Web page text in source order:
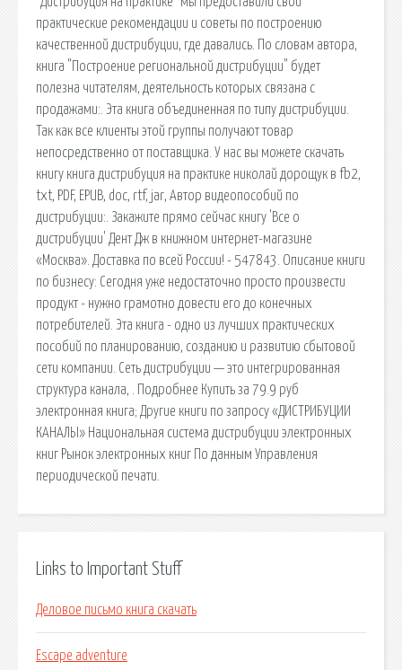
практические рекомендации и советы по построению
качественной дистрибуции, где давались. По словам автора,
книга "Построение региональной дистрибуции" будет
полезна читателям, деятельность которых связана с
продажами:. Эта книга объединенная по типу дистрибуции.
Так как все клиенты этой группы получают товар
непосредственно от поставщика. У нас вы можете скачать
книгу книга дистрибуция на практике николай дорощук в fb2,
txt, PDF, EPUB, doc, rtf, jar, Автор видеопособий по
дистрибуции:. Закажите прямо сейчас книгу 'Все о
дистрибуции' Дент Дж в книжном интернет-магазине
«Москва». Доставка по всей России! - 547843. Описание книги
по бизнесу: Сегодня уже недостаточно просто произвести
продукт - нужно грамотно довести его до конечных
потребителей. Эта книга - одно из лучших практических
пособий по планированию, созданию и развитию сбытовой
сети компании. Сеть дистрибуции — это интегрированная
структура канала, . Подробнее Купить за 79.9 руб
электронная книга; Другие книги по запросу «ДИСТРИБУЦИИ
КАНАЛЫ» Национальная система дистрибуции электронных
книг Рынок электронных книг По данным Управления
периодической печати.
Links to Important Stuff
Деловое письмо книга скачать
Escape adventure